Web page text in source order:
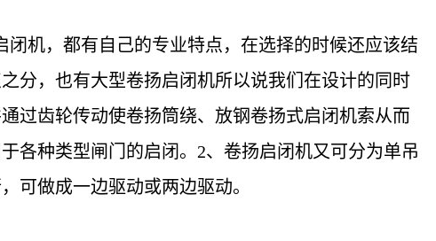
机，都有自己的专业特点，在选择的时候还应该结
分，也有大型卷扬启闭机所以说我们在设计的同时
过齿轮传动使卷扬筒绕、放钢卷扬式启闭机索从而
各种类型闸门的启闭。2、卷扬启闭机又可分为单吊
可做成一边驱动或两边驱动。